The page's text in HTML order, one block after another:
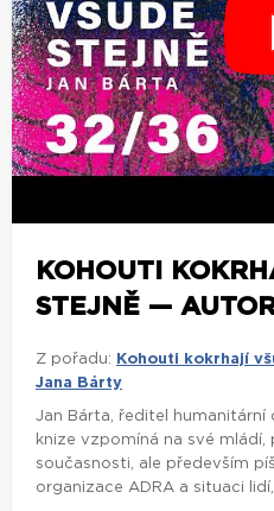
KOHOUTI
STEJNĚ —
Z pořadu:
Kohouti kokrhají
Jana Bárty
Jan Bárta, ředitel humanitární
knize vzpomíná na své
současnosti, ale především
organizace ADRA a situaci